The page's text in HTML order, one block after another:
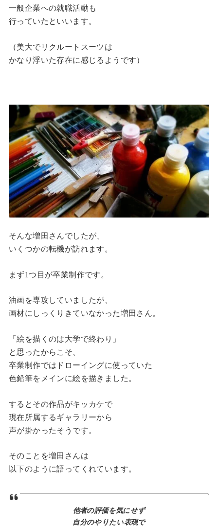
一般企業への就職活動も
行っていたといいます。
（美大でリクルートスーツは
かなり浮いた存在に感じるようです）
そんな増田さんでしたが、
いくつかの転機が訪れます。
まず1つ目が卒業制作です。
油画を専攻していましたが、
画材にしっくりきていなかった増田さん。
「絵を描くのは大学で終わり」
と思ったからこそ、
卒業制作ではドローイングに使っていた
色鉛筆をメインに絵を描きました。
するとその作品がキッカケで
現在所属するギャラリーから
声が掛かったそうです。
そのことを増田さんは
以下のように語ってくれています。
他者の評価を気にせず
自分のやりたい表現で